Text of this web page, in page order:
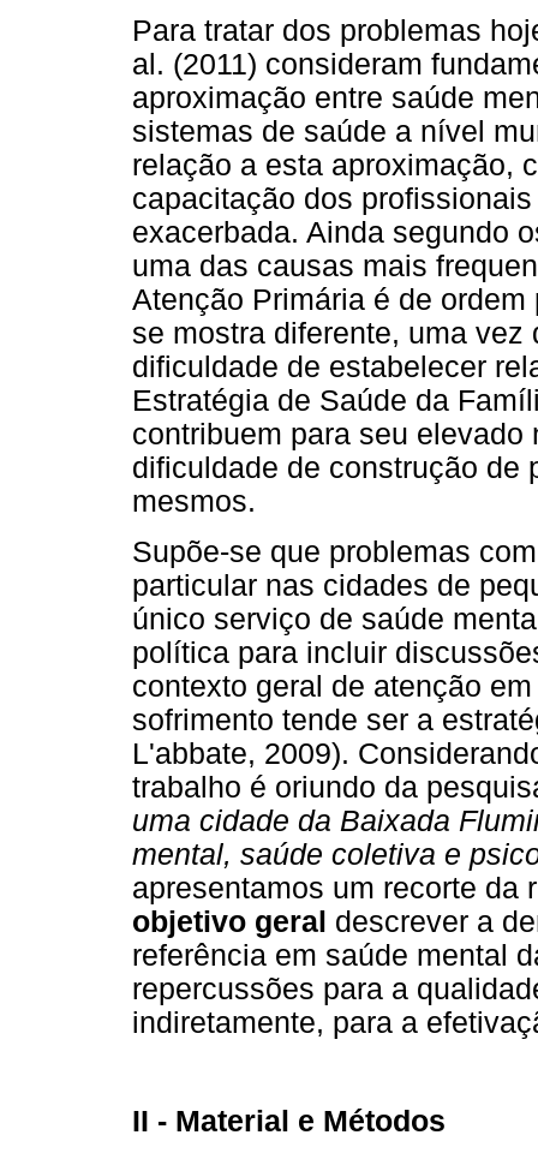
Para tratar dos problemas
al. (2011) consideram
aproximação entre saúde
sistemas de saúde a nível
relação a esta aproximação,
capacitação dos
exacerbada. Ainda segundo
uma das causas mais
Atenção Primária é de
se mostra diferente, uma
dificuldade de estabelecer
Estratégia de Saúde da
contribuem para seu
dificuldade de construção de
mesmos.
Supõe-se que problemas
particular nas cidades de
único serviço de saúde
política para incluir
contexto geral de atenção
sofrimento tende ser a
L'abbate, 2009).
trabalho é oriundo da
uma cidade da Baixada
mental, saúde coletiva e
apresentamos um recorte da
objetivo geral descrever a
referência em saúde mental
repercussões para a
indiretamente, para a
II - Material e Métodos